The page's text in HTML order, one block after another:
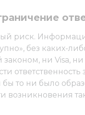
риск.
без каких-
ни Visa,
то ни было
возникновения